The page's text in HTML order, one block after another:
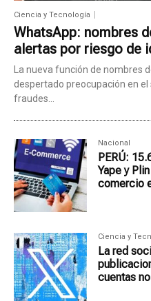
Ciencia y Tecnología
WhatsApp: nombres
alertas por riesgo de
La nueva función de nombres
despertado preocupación en
fraudes...
Nacional
PERÚ:
Yape y
comercio
Ciencia y
La red
cuentas